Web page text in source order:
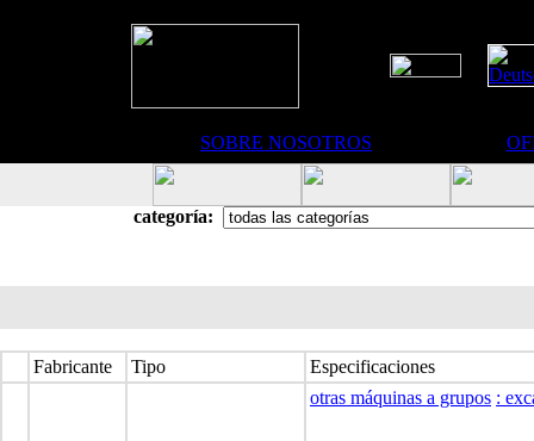
SOBRE NOSOTROS
categoría:
Fabricante Tipo Especificaciones
otras máquinas a grupos :